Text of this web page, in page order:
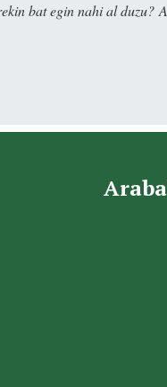
bat egin nahi al duzu?